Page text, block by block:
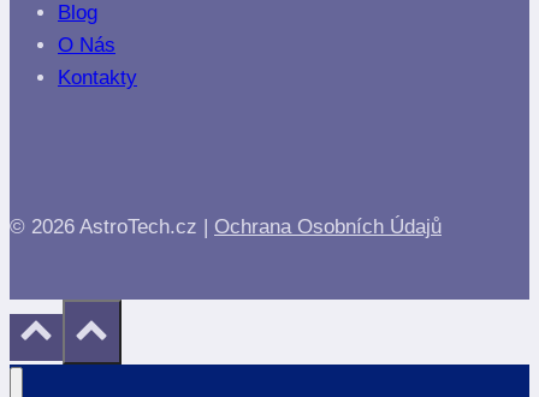
Blog
O Nás
Kontakty
© 2026 AstroTech.cz | Ochrana Osobních Údajů